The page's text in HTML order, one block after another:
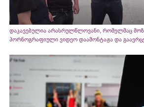
დაკავებულია არასრულწლოვანი, რომელმაც
პორნოგრაფიული ვიდეო დაამონტაჟა და